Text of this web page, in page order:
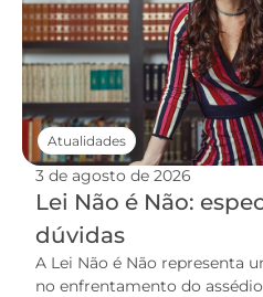
3 de agosto de 2026
Lei Não é Não:
dúvidas
A Lei Não é Não representa
no enfrentamento do
Atualidades